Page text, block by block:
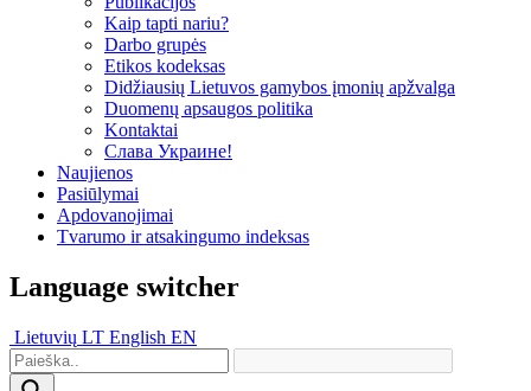
Kaip tapti nariu?
Darbo grupės
Etikos kodeksas
Didžiausių Lietuvos gamybos įmonių apžvalga
Duomenų apsaugos politika
Kontaktai
Слава Украине!
Naujienos
Pasiūlymai
Apdovanojimai
Tvarumo ir atsakingumo indeksas
Language switcher
Lietuvių LT English EN